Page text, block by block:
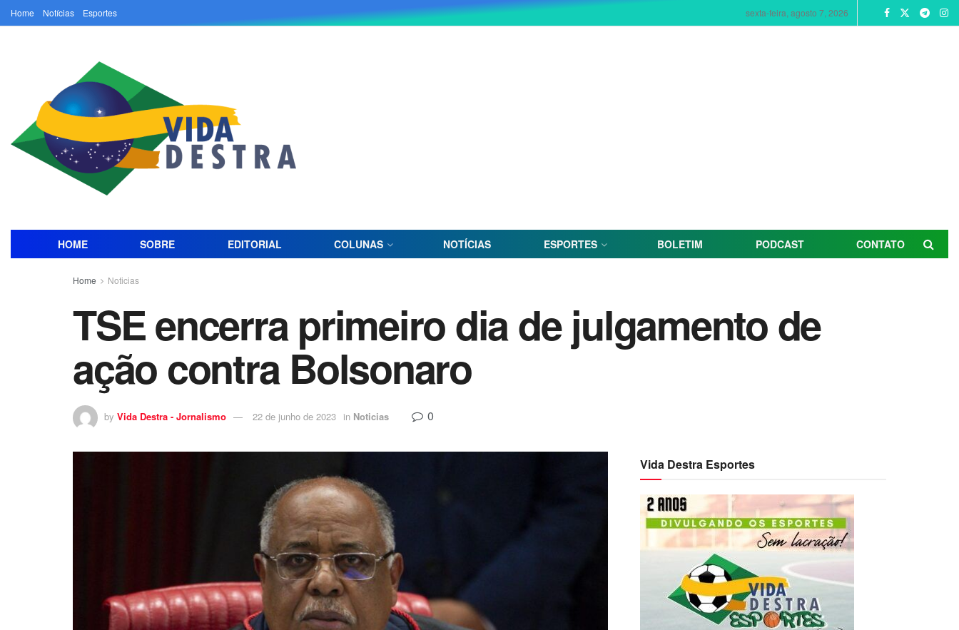
Home Notícias Esportes sexta-feira, agosto 7, 2026
HOME SOBRE EDITORIAL COLUNAS NOTÍCIAS ESPORTES BOLETIM PODCAST CONTATO
Home Noticias
TSE encerra primeiro dia de julgamento de
ação contra Bolsonaro
by Vida Destra - Jornalismo 22 de junho de 2023 in Noticias 0
Vida Destra Esportes